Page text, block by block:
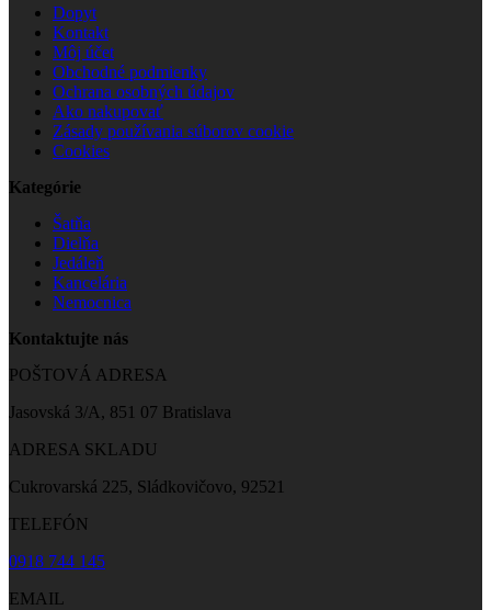
Dopyt
Kontakt
Môj účet
Obchodné podmienky
Ochrana osobných údajov
Ako nakupovať
Zásady používania súborov cookie
Cookies
Kategórie
Šatňa
Dielňa
Jedáleň
Kancelária
Nemocnica
Kontaktujte nás
POŠTOVÁ ADRESA
Jasovská 3/A, 851 07 Bratislava
ADRESA SKLADU
Cukrovarská 225, Sládkovičovo, 92521
TELEFÓN
0918 744 145
EMAIL